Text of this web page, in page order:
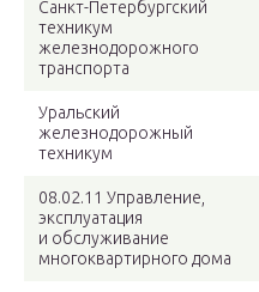
Санкт-Петербургский
техникум
железнодорожного
транспорта
Уральский
железнодорожный
техникум
08.02.11 Управление,
эксплуатация
и обслуживание
многоквартирного дома